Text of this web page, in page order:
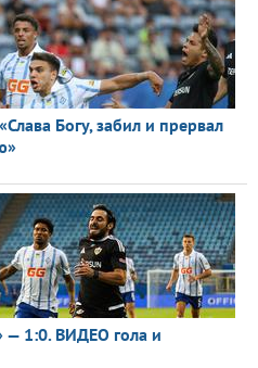
Богу, забил и прервал
— 1:0. ВИДЕО гола и